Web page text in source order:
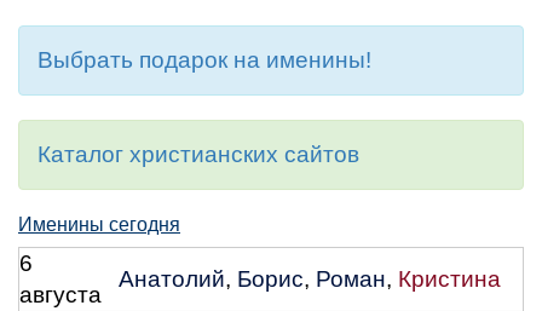
Выбрать подарок на именины!
Каталог христианских сайтов
Именины сегодня
6
августа
Анатолий, Борис, Роман, Кристина